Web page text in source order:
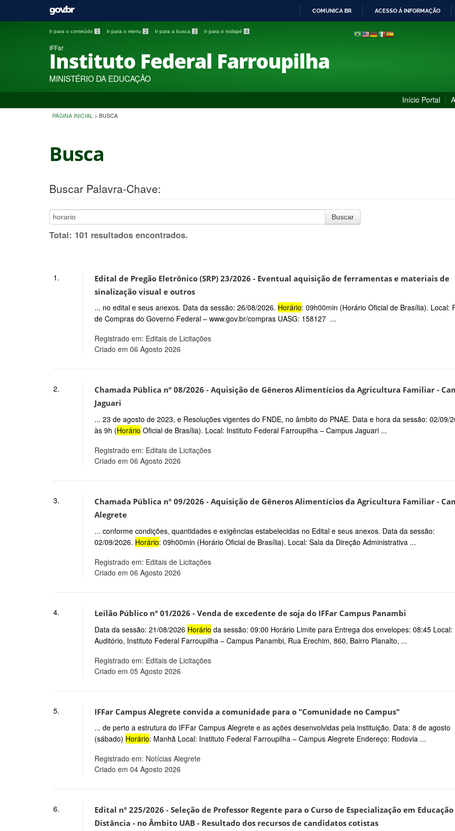
PARA
COMUNICA BR ACESSO À INFORMAÇÃO
Ir para o conteúdo 1 Ir para o menu 2 Ir para a busca 3 Ir para o rodapé 4
IFFar
Instituto Federal Farroupilha
MINISTÉRIO DA EDUCAÇÃO
Início Portal
PÁGINA INICIAL > BUSCA
Busca
Buscar Palavra-Chave:
Buscar
Total: 101 resultados encontrados.
Edital de Pregão Eletrônico (SRP) 23/2026 - Eventual aquisição de ferramentas e materiais de
sinalização visual e outros
... no edital e seus anexos. Data da sessão: 26/08/2026. Horário: 09h00min (Horário Oficial de Brasília). Local:
de Compras do Governo Federal – www.gov.br/compras UASG: 158127 ...
Registrado em: Editais de Licitações
Criado em 06 Agosto 2026
1.
Chamada Pública nº 08/2026 - Aquisição de Gêneros Alimentícios da Agricultura Familiar -
Jaguari
... 23 de agosto de 2023, e Resoluções vigentes do FNDE, no âmbito do PNAE. Data e hora da sessão: 02/09/
às 9h (Horário Oficial de Brasília). Local: Instituto Federal Farroupilha – Campus Jaguari ...
Registrado em: Editais de Licitações
Criado em 06 Agosto 2026
2.
Chamada Pública nº 09/2026 - Aquisição de Gêneros Alimentícios da Agricultura Familiar -
Alegrete
... conforme condições, quantidades e exigências estabelecidas no Edital e seus anexos. Data da sessão:
02/09/2026. Horário: 09h00min (Horário Oficial de Brasília). Local: Sala da Direção Administrativa ...
Registrado em: Editais de Licitações
Criado em 06 Agosto 2026
3.
Leilão Público nº 01/2026 - Venda de excedente de soja do IFFar Campus Panambi
Data da sessão: 21/08/2026 Horário da sessão: 09:00 Horário Limite para Entrega dos envelopes: 08:45 Local:
Auditório, Instituto Federal Farroupilha – Campus Panambi, Rua Erechim, 860, Bairro Planalto, ...
Registrado em: Editais de Licitações
Criado em 05 Agosto 2026
4.
IFFar Campus Alegrete convida a comunidade para o "Comunidade no Campus"
... de perto a estrutura do IFFar Campus Alegrete e as ações desenvolvidas pela instituição. Data: 8 de agosto
(sábado) Horário: Manhã Local: Instituto Federal Farroupilha – Campus Alegrete Endereço: Rodovia ...
Registrado em: Notícias Alegrete
Criado em 04 Agosto 2026
5.
Edital nº 225/2026 - Seleção de Professor Regente para o Curso de Especialização em Educação
Distância - no Âmbito UAB - Resultado dos recursos de candidatos cotistas
6.